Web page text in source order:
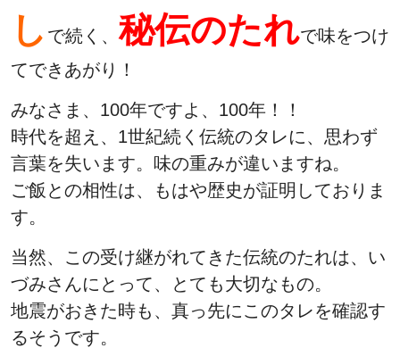
し で続く、秘伝のたれで味をつけ
てできあがり！
みなさま、100年ですよ、100年！！
時代を超え、1世紀続く伝統のタレに、思わず
言葉を失います。味の重みが違いますね。
ご飯との相性は、もはや歴史が証明しておりま
す。
当然、この受け継がれてきた伝統のたれは、い
づみさんにとって、とても大切なもの。
地震がおきた時も、真っ先にこのタレを確認す
るそうです。